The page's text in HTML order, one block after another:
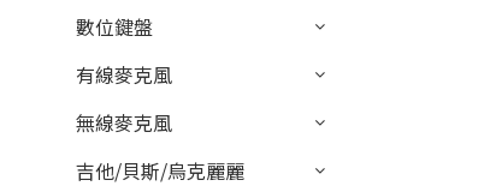
數位鍵盤
有線麥克風
無線麥克風
吉他/貝斯/烏克麗麗